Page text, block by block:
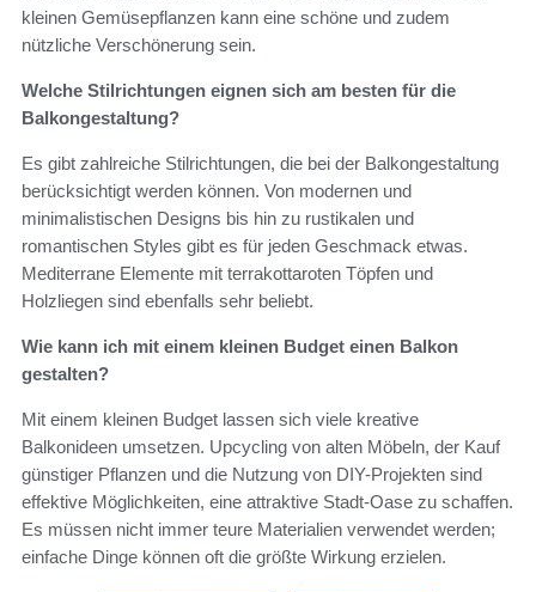
kleinen Gemüsepflanzen kann eine schöne und zudem
nützliche Verschönerung sein.
Welche Stilrichtungen eignen sich am besten für die
Balkongestaltung?
Es gibt zahlreiche Stilrichtungen, die bei der Balkongestaltung
berücksichtigt werden können. Von modernen und
minimalistischen Designs bis hin zu rustikalen und
romantischen Styles gibt es für jeden Geschmack etwas.
Mediterrane Elemente mit terrakottaroten Töpfen und
Holzliegen sind ebenfalls sehr beliebt.
Wie kann ich mit einem kleinen Budget einen Balkon
gestalten?
Mit einem kleinen Budget lassen sich viele kreative
Balkonideen umsetzen. Upcycling von alten Möbeln, der Kauf
günstiger Pflanzen und die Nutzung von DIY-Projekten sind
effektive Möglichkeiten, eine attraktive Stadt-Oase zu schaffen.
Es müssen nicht immer teure Materialien verwendet werden;
einfache Dinge können oft die größte Wirkung erzielen.